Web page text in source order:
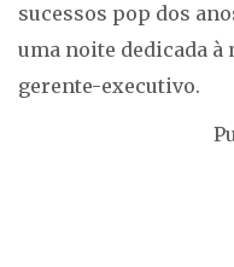
sucessos pop dos
uma noite dedicada à
gerente-executivo.